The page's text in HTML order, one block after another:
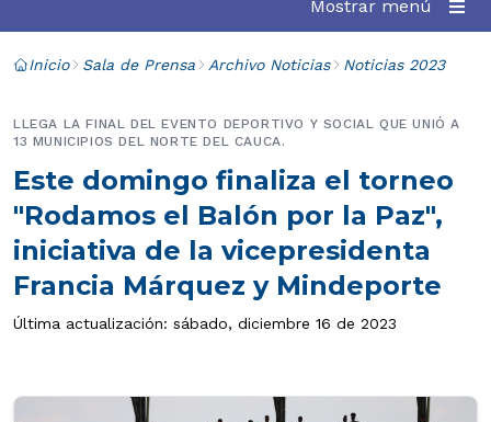
Mostrar menú
Inicio Sala de Prensa Archivo Noticias Noticias 2023
Este domingo finaliza el torneo
"Rodamos el Balón por la Paz",
iniciativa de la vicepresidenta
Francia Márquez y Mindeporte
LLEGA LA FINAL DEL EVENTO DEPORTIVO Y SOCIAL QUE UNIÓ A
13 MUNICIPIOS DEL NORTE DEL CAUCA.
Última actualización: sábado, diciembre 16 de 2023